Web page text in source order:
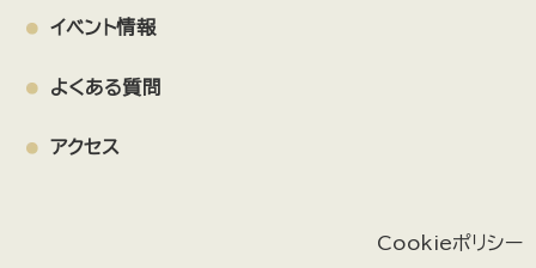
イベント情報
よくある質問
アクセス
Cookieポリシー